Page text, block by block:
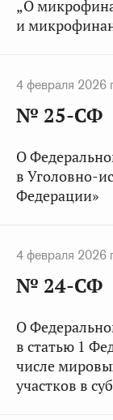
„О
и
4 февраля 2026
№ 25-СФ
О
в Уголовно-
Федерации»
4 февраля 2026
№ 24-СФ
О
в статью 1
числе
участков в